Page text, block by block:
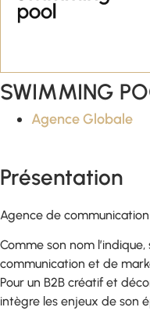
SWIMMING
Agence Globale
Présentation
Agence de
Comme son nom
communication et de
Pour un B2B créatif et
intègre les enjeux de son